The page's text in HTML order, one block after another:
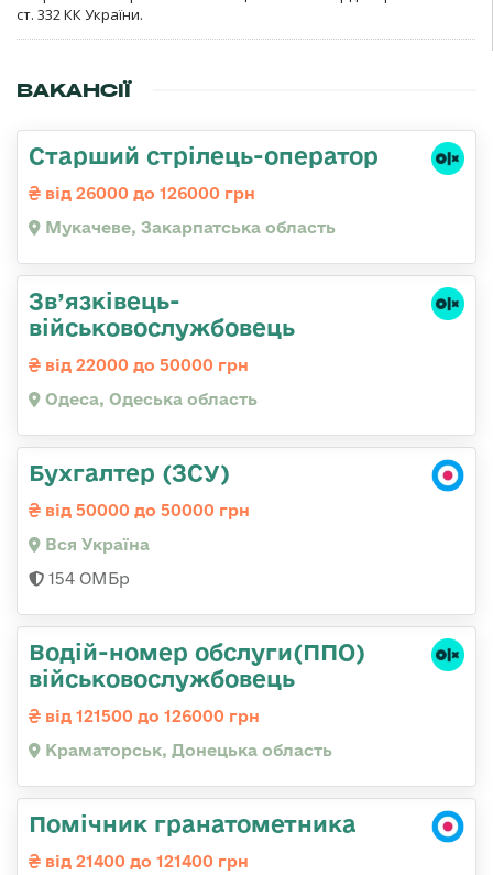
ст. 332 КК України.
ВАКАНСІЇ
Старший стрілець-оператор
від 26000 до 126000 грн
Мукачеве, Закарпатська область
Зв’язківець-
військовослужбовець
від 22000 до 50000 грн
Одеса, Одеська область
Бухгалтер (ЗСУ)
від 50000 до 50000 грн
Вся Україна
154 ОМБр
Водій-номер обслуги(ППО)
військовослужбовець
від 121500 до 126000 грн
Краматорськ, Донецька область
Помічник гранатометника
від 21400 до 121400 грн